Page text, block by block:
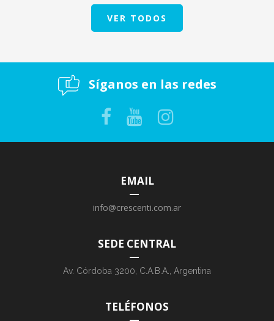
VER TODOS
Síganos en las redes
EMAIL
info@crescenti.com.ar
SEDE CENTRAL
Av. Córdoba 3200, C.A.B.A., Argentina
TELÉFONOS